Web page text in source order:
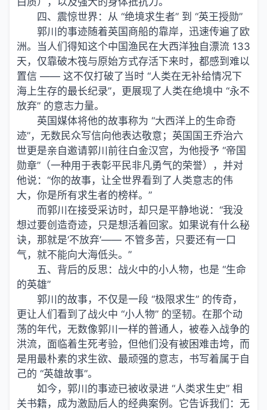
四、震惊世界：从 “绝境求生者” 到 “英王授勋”
郭川的事迹随着英国商船的靠岸，迅速传遍了欧
洲。当人们得知这个中国渔民在大西洋独自漂流 133
天，仅靠破木筏与原始方式存活下来时，都感到难以
置信 —— 这不仅打破了当时 “人类在无补给情况下
海上生存的最长纪录”，更展现了人类在绝境中 “永不
放弃” 的意志力量。
英国媒体将他的故事称为 “大西洋上的生命奇
迹”，无数民众写信向他表达敬意；英国国王乔治六
世更是亲自邀请郭川前往白金汉宫，为他授予 “帝国
勋章”（一种用于表彰平民非凡勇气的荣誉），并对
他说：“你的故事，让全世界看到了人类意志的伟
大，你是所有求生者的榜样。”
而郭川在接受采访时，却只是平静地说：“我没
想过要创造奇迹，只是想活着回家。如果说有什么秘
诀，那就是‘不放弃’—— 不管多苦，只要还有一口
气，就不能向大海低头。”
五、背后的反思：战火中的小人物，也是 “生命
的英雄”
郭川的故事，不仅是一段 “极限求生” 的传奇，
更让人们看到了战火中 “小人物” 的坚韧。在那个动
荡的年代，无数像郭川一样的普通人，被卷入战争的
洪流，面临着生死考验，但他们没有被困难击垮，而
是用最朴素的求生欲、最顽强的意志，书写着属于自
己的 “英雄故事”。
如今，郭川的事迹已被收录进 “人类求生史” 相
关书籍，成为激励后人的经典案例。它告诉我们 ：无